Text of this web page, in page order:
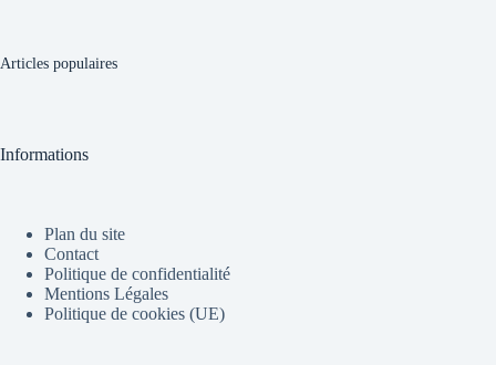
Articles populaires
Informations
Plan du site
Contact
Politique de confidentialité
Mentions Légales
Politique de cookies (UE)